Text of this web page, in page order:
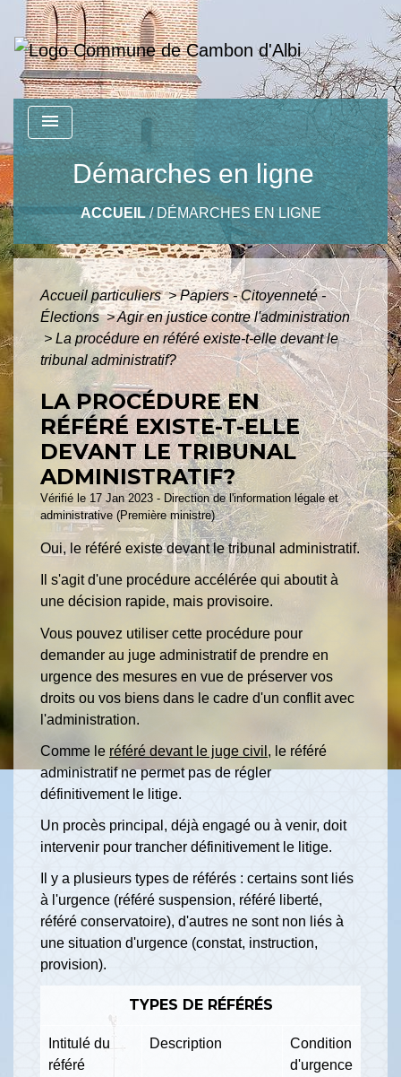
menu
Démarches en ligne
ACCUEIL/DÉMARCHES EN LIGNE
Accueil particuliers> Papiers - Citoyenneté -
Élections>Agir en justice contre l'administration
> La procédure en référé existe-t-elle devant le
tribunal administratif?
LA PROCÉDURE EN
RÉFÉRÉ EXISTE-T-ELLE
DEVANT LE TRIBUNAL
ADMINISTRATIF?
Vérifié le 17 Jan 2023 - Direction de l'information légale et
administrative (Première ministre)
Oui, le référé existe devant le tribunal administratif.
Il s'agit d'une procédure accélérée qui aboutit à
une décision rapide, mais provisoire.
Vous pouvez utiliser cette procédure pour
demander au juge administratif de prendre en
urgence des mesures en vue de préserver vos
droits ou vos biens dans le cadre d'un conflit avec
l'administration.
Comme le référé devant le juge civil , le référé
administratif ne permet pas de régler
définitivement le litige.
Un procès principal, déjà engagé ou à venir, doit
intervenir pour trancher définitivement le litige.
Il y a plusieurs types de référés : certains sont liés
à l'urgence (référé suspension, référé liberté,
référé conservatoire), d'autres ne sont non liés à
une situation d'urgence (constat, instruction,
provision).
TYPES DE RÉFÉRÉS
Intitulé du
référé
Description
Condition
d'urgence